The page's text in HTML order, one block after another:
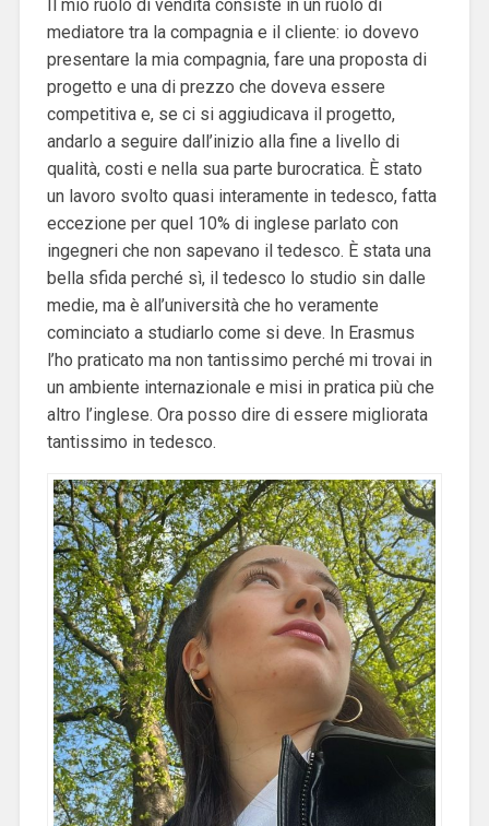
Il mio ruolo di vendita consiste in un ruolo di
mediatore tra la compagnia e il cliente: io dovevo
presentare la mia compagnia, fare una proposta di
progetto e una di prezzo che doveva essere
competitiva e, se ci si aggiudicava il progetto,
andarlo a seguire dall’inizio alla fine a livello di
qualità, costi e nella sua parte burocratica. È stato
un lavoro svolto quasi interamente in tedesco, fatta
eccezione per quel 10% di inglese parlato con
ingegneri che non sapevano il tedesco. È stata una
bella sfida perché sì, il tedesco lo studio sin dalle
medie, ma è all’università che ho veramente
cominciato a studiarlo come si deve. In Erasmus
l’ho praticato ma non tantissimo perché mi trovai in
un ambiente internazionale e misi in pratica più che
altro l’inglese. Ora posso dire di essere migliorata
tantissimo in tedesco.